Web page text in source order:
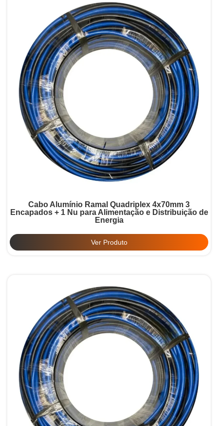
Cabo Alumínio Ramal Quadriplex 4x70mm 3
Encapados + 1 Nu para Alimentação e Distribuição de
Energia
Ver Produto